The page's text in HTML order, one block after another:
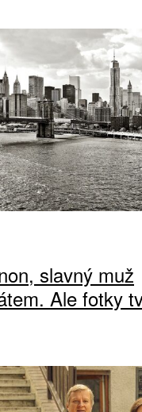
slavný muž
Ale fotky